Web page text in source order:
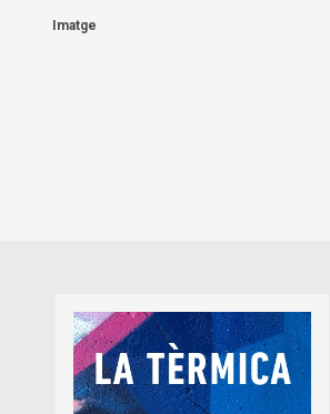
Imatge